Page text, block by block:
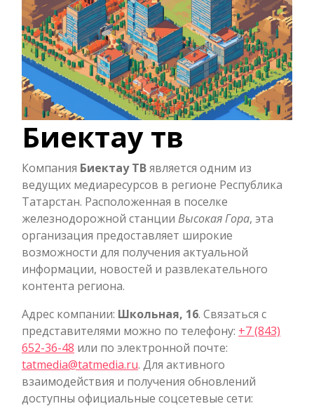
Биектау тв
Компания Биектау ТВявляется одним из
ведущих медиаресурсов в регионе Республика
Татарстан. Расположенная в поселке
железнодорожной станции Высокая Гора, эта
организация предоставляет широкие
возможности для получения актуальной
информации, новостей и развлекательного
контента региона.
Адрес компании: Школьная, 16. Связаться с
представителями можно по телефону: +7 (843)
652-36-48 или по электронной почте:
tatmedia@tatmedia.ru. Для активного
взаимодействия и получения обновлений
доступны официальные соцсетевые сети: